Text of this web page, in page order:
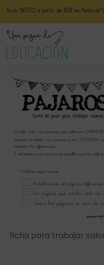
Envío GRATIS a partir de 50€ en
ficha para trabajar